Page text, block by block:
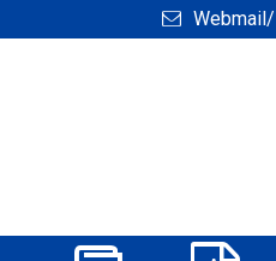
Webmail/